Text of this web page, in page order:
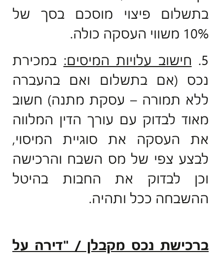
בתשלום פיצוי מוסכם בסך של
10% משווי העסקה כולה.
5.
חישוב עלויות המיסים: במכירת
נכס (אם בתשלום ואם בהעברה
ללא תמורה – עסקת מתנה) חשוב
מאוד לבדוק עם עורך הדין המלווה
את העסקה את סוגיית המיסוי,
לבצע צפי של מס השבח והרכישה
וכן לבדוק את החבות בהיטל
ההשבחה ככל ותהיה.
ברכישת נכס מקבלן / "דירה על